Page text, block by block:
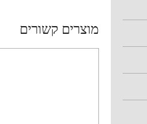
מוצרים קשורים